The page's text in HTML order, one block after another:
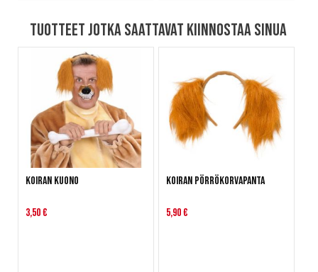
Tuotteet jotka saattavat kiinnostaa sinua
Koiran kuono
3,50 €
Koiran pörrökorvapanta
5,90 €